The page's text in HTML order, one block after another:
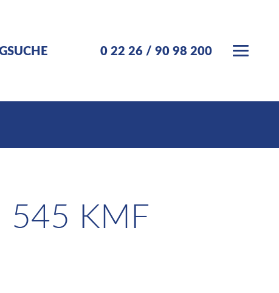
0 22 26 / 90 98 200
545 KMF